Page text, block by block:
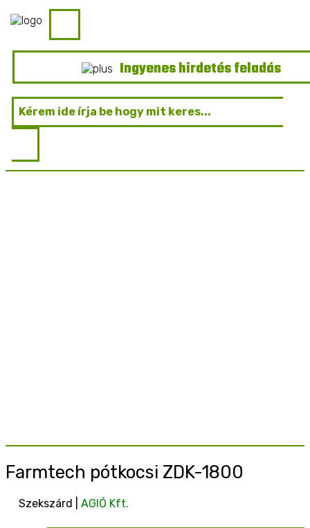
Ingyenes hirdetés feladás
Farmtech pótkocsi ZDK-1800
Szekszárd |AGIÓ Kft.